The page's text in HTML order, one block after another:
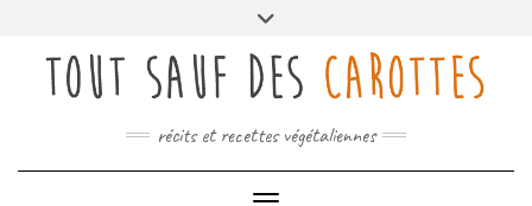
récits et recettes végétaliennes